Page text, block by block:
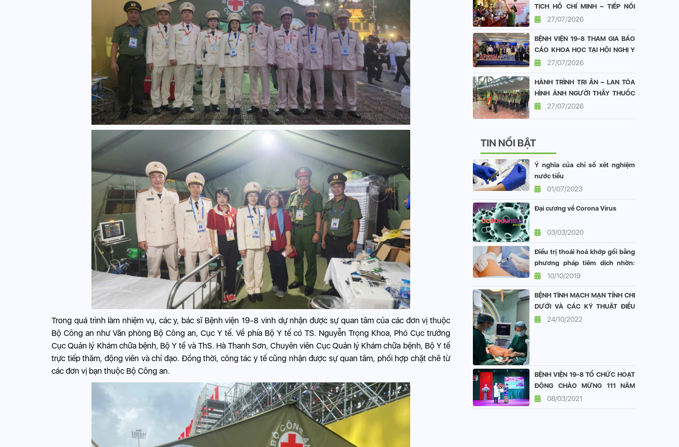
Trong quá trình làm nhiệm vụ, các y, bác sĩ Bệnh viện 19-8 vinh dự nhận được sự quan tâm của các đơn vị thuộc
Bộ Công an như Văn phòng Bộ Công an, Cục Y tế. Về phía Bộ Y tế có TS. Nguyễn Trọng Khoa, Phó Cục trưởng
Cục Quản lý Khám chữa bệnh, Bộ Y tế và ThS. Hà Thanh Sơn, Chuyên viên Cục Quản lý Khám chữa bệnh, Bộ Y tế
trực tiếp thăm, động viên và chỉ đạo. Đồng thời, công tác y tế cũng nhận được sự quan tâm, phối hợp chặt chẽ từ
các đơn vị bạn thuộc Bộ Công an.
TỊCH HỒ CHÍ MINH – TIẾP NỐI
ĐẠO LÝ “UỐNG NƯỚC NHỚ
27/07/2026
BỆNH VIỆN 19-8 THAM GIA BÁO
CÁO KHOA HỌC TẠI HỘI NGHỊ Y
HỌC GIỚI TÍNH CHÂU Á - THÁI
HỌC GIỚI TÍNH VIỆT NAM
27/07/2026
HÀNH TRÌNH TRI ÂN – LAN TỎA
HÌNH ẢNH NGƯỜI THẦY THUỐC
CÔNG AN NHÂN DÂN
27/07/2026
TIN NỔI BẬT
Ý nghĩa của chỉ số xét nghiệm
nước tiểu
01/07/2023
Đại cương về Corona Virus
03/03/2020
Điều trị thoái hoá khớp gối bằng
phương pháp tiêm dịch nhờn:
vai trò và hiệu quả
10/10/2019
BỆNH TĨNH MẠCH MẠN TÍNH CHI
DƯỚI VÀ CÁC KỸ THUẬT ĐIỀU
TRỊ TẠI KHOA TIM MẠCH BỆNH
24/10/2022
BỆNH VIỆN 19-8 TỔ CHỨC HOẠT
ĐỘNG CHÀO MỪNG 111 NĂM
QUỐC TẾ PHỤ NỮ 8/3
08/03/2021